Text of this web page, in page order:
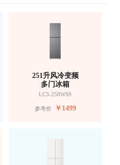
251升风冷变频
多门冰箱
LC3-258WS9
参考价 ￥1499